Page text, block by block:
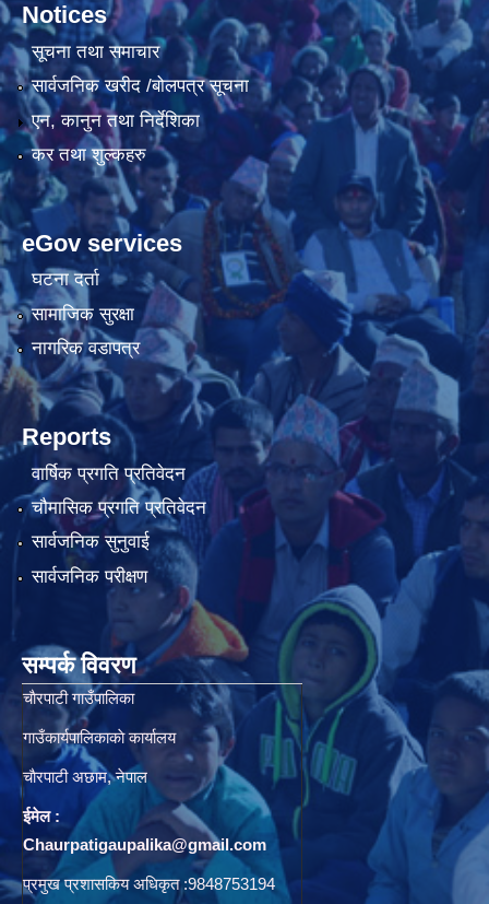
Notices
सूचना तथा समाचार
सार्वजनिक खरीद /बोलपत्र सूचना
एन, कानुन तथा निर्देशिका
कर तथा शुल्कहरु
eGov services
घटना दर्ता
सामाजिक सुरक्षा
नागरिक वडापत्र
Reports
वार्षिक प्रगति प्रतिवेदन
चौमासिक प्रगति प्रतिवेदन
सार्वजनिक सुनुवाई
सार्वजनिक परीक्षण
सम्पर्क विवरण
चाैरपाटी गाउँपालिका
गाउँकार्यपालिकाकाे कार्यालय
चाैरपाटी अछाम, नेपाल
ईमेल :
Chaurpatigaupalika@gmail.com
प्रमुख प्रशासकिय अधिकृत :9848753194